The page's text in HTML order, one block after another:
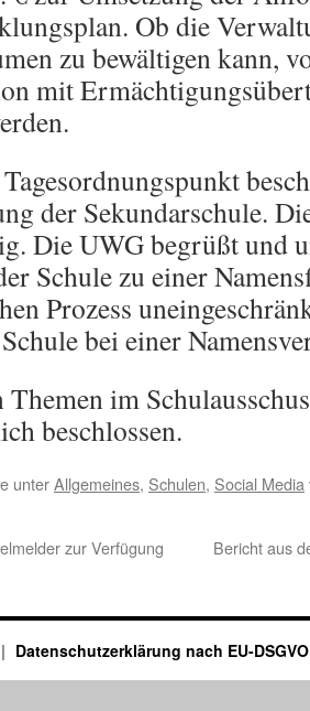
Ob die
zu bewältigen kann,
mit
der Sekundarschule.
Die UWG begrüßt und
Schule zu einer
Prozess
bei einer
im
beschlossen.
unterAllgemeines, Schulen, Social Media
zur Verfügung Bericht aus
Datenschutzerklärung nach EU-DSGVO